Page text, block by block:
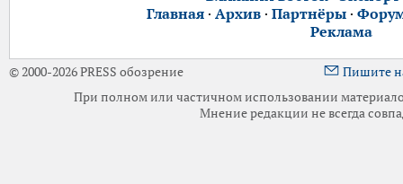
Главная· Архив· Партнёры·
Реклама
© 2000-2026 PRESS обозрение
Пишите
При полном или частичном использовании
Мнение редакции не всегда